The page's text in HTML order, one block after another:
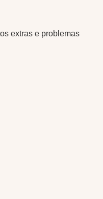
extras e problemas